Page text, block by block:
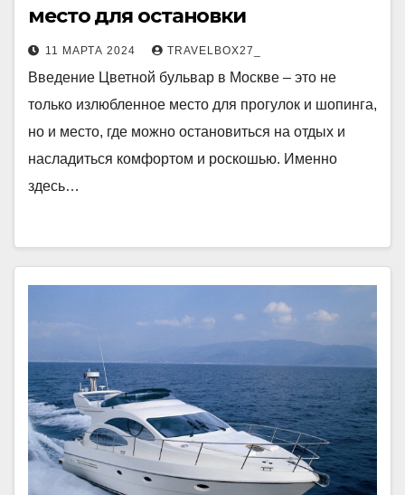
место для остановки
11 МАРТА 2024 TRAVELBOX27_
Введение Цветной бульвар в Москве – это не
только излюбленное место для прогулок и шопинга,
но и место, где можно остановиться на отдых и
насладиться комфортом и роскошью. Именно
здесь…